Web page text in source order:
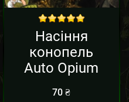
Насіння
конопель
Auto Opium
70₴